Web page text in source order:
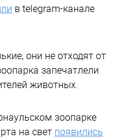
в telegram-канале
они не отходят от
запечатлели
животных.
зоопарке
на свет появились